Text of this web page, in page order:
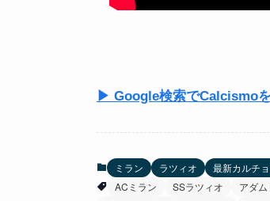
▶ Google検索でCalcismo
ミラン ラツィオ
最新カルチ
ACミラン
SSラツィオ アダ